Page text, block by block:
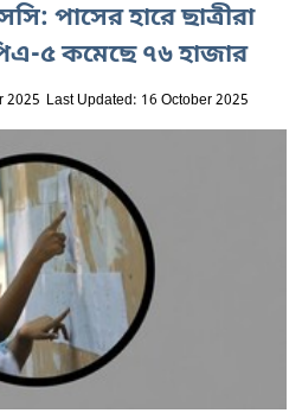
পাসের হারে ছাত্রীরা
৫ কমেছে ৭৬ হাজার
2025 Last Updated: 16 October 2025